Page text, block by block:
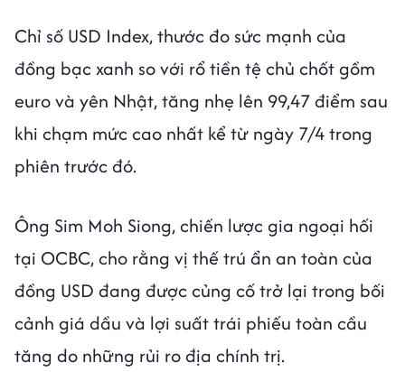
Chỉ số USD Index, thước đo sức mạnh của
đồng bạc xanh so với rổ tiền tệ chủ chốt gồm
euro và yên Nhật, tăng nhẹ lên 99,47 điểm sau
khi chạm mức cao nhất kể từ ngày 7/4 trong
phiên trước đó.
Ông Sim Moh Siong, chiến lược gia ngoại hối
tại OCBC, cho rằng vị thế trú ẩn an toàn của
đồng USD đang được củng cố trở lại trong bối
cảnh giá dầu và lợi suất trái phiếu toàn cầu
tăng do những rủi ro địa chính trị.